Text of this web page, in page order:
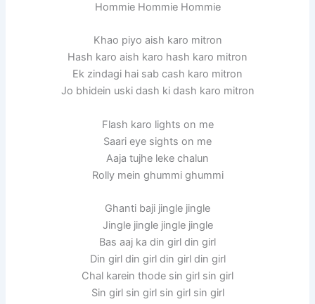
Hommie Hommie Hommie
Khao piyo aish karo mitron
Hash karo aish karo hash karo mitron
Ek zindagi hai sab cash karo mitron
Jo bhidein uski dash ki dash karo mitron
Flash karo lights on me
Saari eye sights on me
Aaja tujhe leke chalun
Rolly mein ghummi ghummi
Ghanti baji jingle jingle
Jingle jingle jingle jingle
Bas aaj ka din girl din girl
Din girl din girl din girl din girl
Chal karein thode sin girl sin girl
Sin girl sin girl sin girl sin girl